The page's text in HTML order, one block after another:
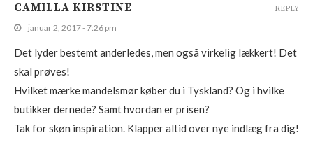
CAMILLA KIRSTINE
januar 2, 2017 - 7:26 pm
Det lyder bestemt anderledes, men også virkelig lækkert! Det
skal prøves!
Hvilket mærke mandelsmør køber du i Tyskland? Og i hvilke
butikker dernede? Samt hvordan er prisen?
Tak for skøn inspiration. Klapper altid over nye indlæg fra dig!
REPLY